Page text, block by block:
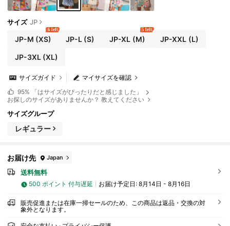
サイズ JP
JP-M (XS)
6 left
JP-L (S) JP-XL (M)
5 left
JP-XXL (L)
JP-3XL(XL)
マイサイズを確認
サイズガイド
95% 「はサイズがぴったりだと感じました」
お探しのサイズがありませんか？ 教えてください
サイズグループ
レギュラー
お届け先 Japan
送料無料
500 ポイント 付与遅延 お届け予定日: 8月14日 - 8月16日
販売促進または在庫一掃セールのため、この商品は返品・交換の対
象外となります。